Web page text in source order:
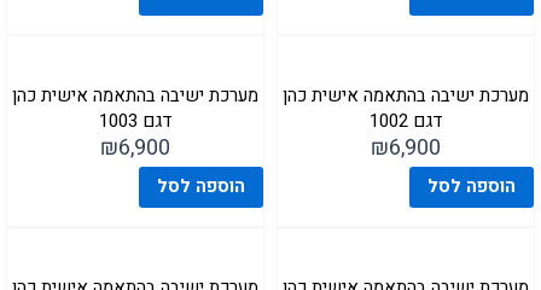
מערכת ישיבה בהתאמה אישית כהן
דגם 1002
₪6,900
הוספה לסל
מערכת ישיבה בהתאמה אישית כהן
דגם 1003
₪6,900
הוספה לסל